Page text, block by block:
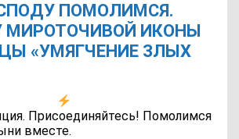
ПОМОЛИМСЯ.
МИРОТОЧИВОЙ ИКОНЫ
«УМЯГЧЕНИЕ ЗЛЫХ
Присоединяйтесь! Помолимся
вместе.